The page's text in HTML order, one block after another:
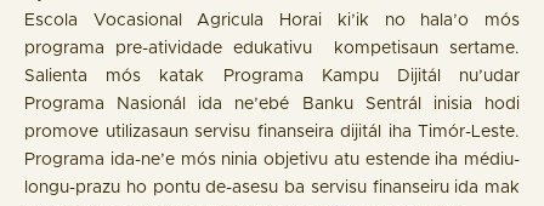
Escola Vocasional Agricula Horai ki’ik no hala’o mós
programa pre-atividade edukativu kompetisaun sertame.
Salienta mós katak Programa Kampu Dijitál nu’udar
Programa Nasionál ida ne’ebé Banku Sentrál inisia hodi
promove utilizasaun servisu finanseira dijitál iha Timór-Leste.
Programa ida-ne’e mós ninia objetivu atu estende iha médiu-
longu-prazu ho pontu de-asesu ba servisu finanseiru ida mak